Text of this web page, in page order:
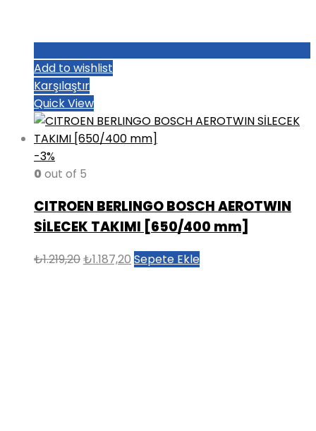
Add to wishlist
Karşılaştır
Quick View
-3%
0 out of 5
CITROEN BERLINGO BOSCH AEROTWIN
SİLECEK TAKIMI [650/400 mm]
₺1.219,20Orijinal
₺1.187,20 Şu
Sepete Ekle